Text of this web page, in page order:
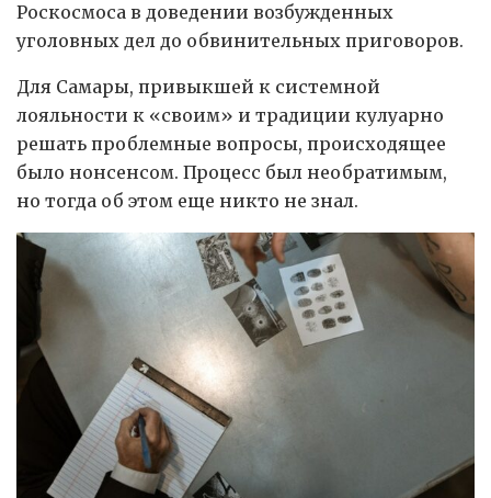
Роскосмоса в доведении возбужденных
уголовных дел до обвинительных приговоров.
Для Самары, привыкшей к системной
лояльности к «своим» и традиции кулуарно
решать проблемные вопросы, происходящее
было нонсенсом. Процесс был необратимым,
но тогда об этом еще никто не знал.